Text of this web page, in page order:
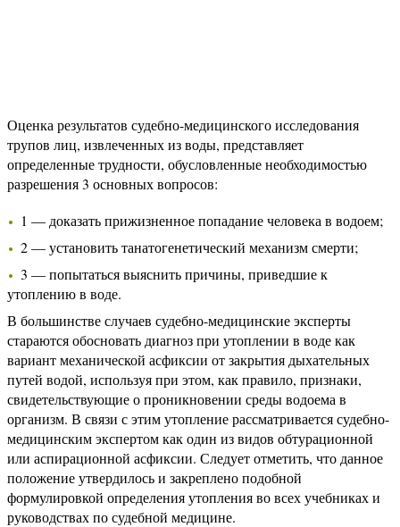
Оценка результатов судебно-медицинского исследования
трупов лиц, извлеченных из воды, представляет
определенные трудности, обусловленные необходимостью
разрешения 3 основных вопросов:
1 — доказать прижизненное попадание человека в водоем;
2 — установить танатогенетический механизм смерти;
3 — попытаться выяснить причины, приведшие к
утоплению в воде.
В большинстве случаев судебно-медицинские эксперты
стараются обосновать диагноз при утоплении в воде как
вариант механической асфиксии от закрытия дыхательных
путей водой, используя при этом, как правило, признаки,
свидетельствующие о проникновении среды водоема в
организм. В связи с этим утопление рассматривается судебно-
медицинским экспертом как один из видов обтурационной
или аспирационной асфиксии. Следует отметить, что данное
положение утвердилось и закреплено подобной
формулировкой определения утопления во всех учебниках и
руководствах по судебной медицине.